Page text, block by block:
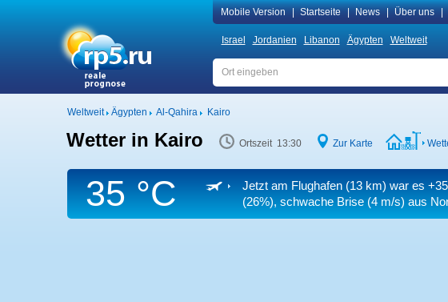
Mobile Version Startseite News Über uns
Israel Jordanien Libanon Ägypten Weltweit
Weltweit Ägypten Al-Qahira Kairo
Wetter in Kairo Ortszeit 13:30 Zur Karte
35 °C Jetzt am Flughafen (13 km) war es
(26%), schwache Brise(4 m/s) aus